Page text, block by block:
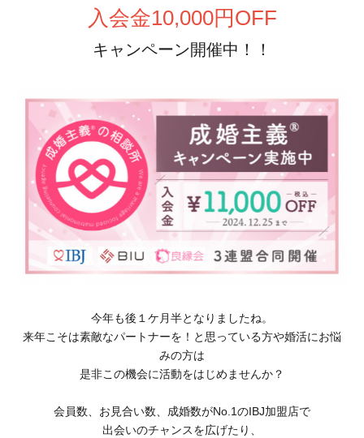
入会金10,000円OFF
キャンペーン開催中！！
今年も後１ケ月半となりましたね。
来年こそは素敵なパートナーを！と思っている方や婚活にお悩
みの方は
是非この機会に活動をはじめませんか？
会員数、お見合い数、成婚数がNo.1のIBJ加盟店で
出会いのチャンスを広げたり、